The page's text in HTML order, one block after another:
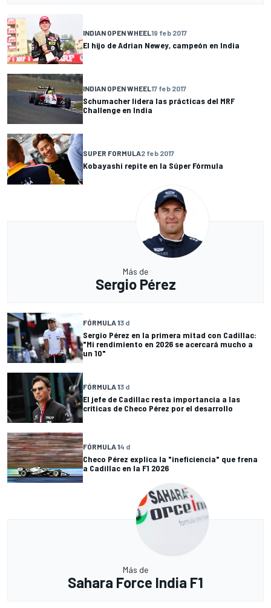
INDIAN OPEN WHEEL19 feb 2017
El hijo de Adrian Newey, campeón en India
INDIAN OPEN WHEEL17 feb 2017
Schumacher lidera las prácticas del MRF
Challenge en India
SUPER FORMULA2 feb 2017
Kobayashi repite en la Súper Fórmula
Más de
Sergio Pérez
FÓRMULA 13 d
Sergio Pérez en la primera mitad con Cadillac:
"Mi rendimiento en 2026 se acercará mucho a
un 10"
FÓRMULA 13 d
El jefe de Cadillac resta importancia a las
críticas de Checo Pérez por el desarrollo
FÓRMULA 14 d
Checo Pérez explica la "ineficiencia" que frena
a Cadillac en la F1 2026
Más de
Sahara Force India F1